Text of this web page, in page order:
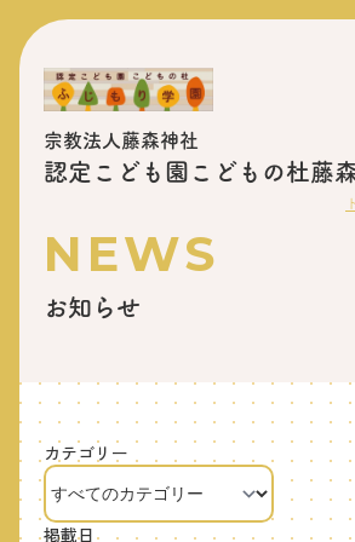
宗教法人藤森神社
認定こども園こどもの杜藤
NEWS
お知らせ
カテゴリー
掲載日